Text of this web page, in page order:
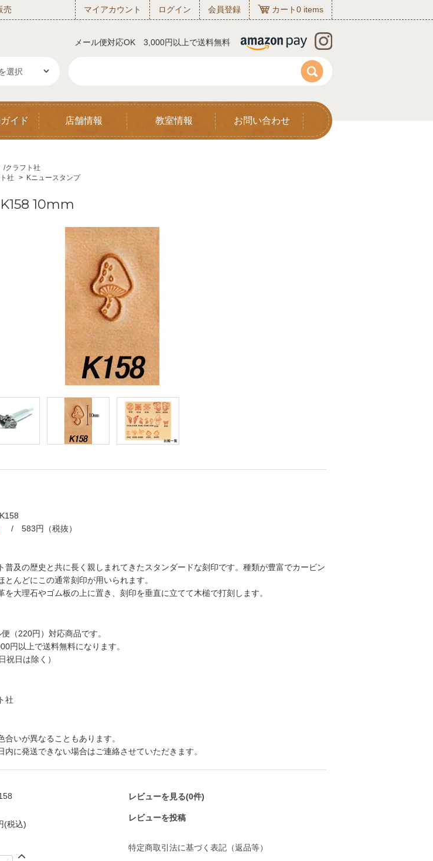
売 マイアカウント ログイン 会員登録 カート0 items
メール便対応OK 3,000円以上で送料無料
イド 店舗情報 教室情報 お問い合わせ
/クラフト社
社 > Kニュースタンプ
10mm
/ 583円（税抜）
及の歴史と共に長く親しまれてきたスタンダードな刻印です。種類が豊富でカービン
んどにこの通常刻印が用いられます。
大理石やゴム板の上に置き、刻印を垂直に立てて木槌で打刻します。
（220円）対応商品です。
円以上で送料無料になります。
祝日は除く）
社
いが異なることもあります。
に発送できない場合はご連絡させていただきます。
(税込)
レビューを見る(0件)
レビューを投稿
特定商取引法に基づく表記（返品等）